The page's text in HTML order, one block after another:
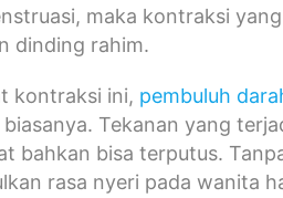
maka kontraksi
dinding rahim.
kontraksi ini, pembuluh
Tekanan yang
bahkan bisa terputus.
rasa nyeri pada wanita